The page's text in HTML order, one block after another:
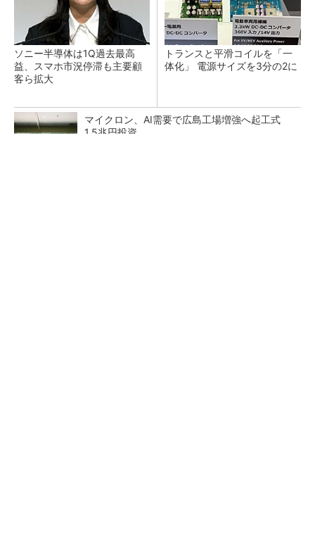
ソニー半導体は1Q過去最高
益、スマホ市況停滞も主要顧
客ら拡大
トランスと平滑コイルを「一
体化」 電源サイズを3分の2に
マイクロン、AI需要で広島工場増強へ起工式
1.5兆円投資